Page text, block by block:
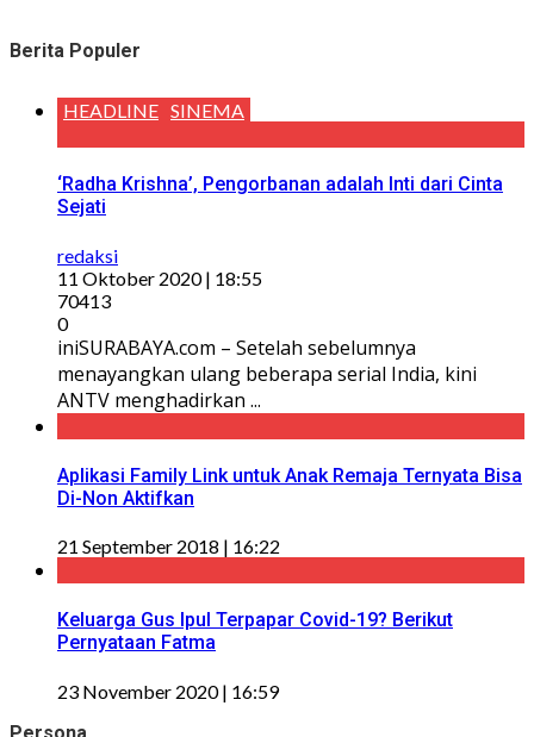
Berita Populer
HEADLINE SINEMA
‘Radha Krishna’, Pengorbanan adalah Inti dari Cinta
Sejati
redaksi
11 Oktober 2020 | 18:55
70413
0
iniSURABAYA.com – Setelah sebelumnya
menayangkan ulang beberapa serial India, kini
ANTV menghadirkan ...
Aplikasi Family Link untuk Anak Remaja Ternyata Bisa
Di-Non Aktifkan
21 September 2018 | 16:22
Keluarga Gus Ipul Terpapar Covid-19? Berikut
Pernyataan Fatma
23 November 2020 | 16:59
Persona